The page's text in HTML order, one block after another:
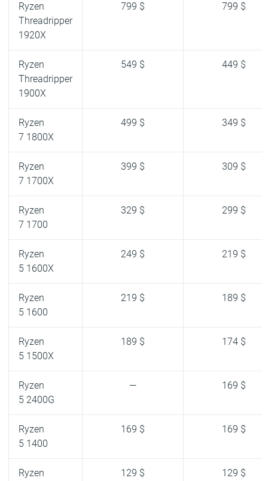
Ryzen
Threadripper
1920X
799 $ 799 $
Ryzen
Threadripper
1900X
549 $ 449 $
Ryzen
7 1800X
499 $ 349 $
Ryzen
7 1700X
399 $ 309 $
Ryzen
7 1700
329 $ 299 $
Ryzen
5 1600X
249 $ 219 $
Ryzen
5 1600
219 $ 189 $
Ryzen
5 1500X
189 $ 174 $
Ryzen
5 2400G
— 169 $
Ryzen
5 1400
169 $ 169 $
Ryzen
129 $ 129 $